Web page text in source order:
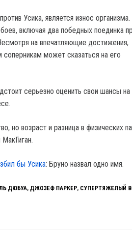
Усика, является износ организма.
включая два победных поединка
на впечатляющие достижения,
может сказаться на его
серьезно оценить свои шансы на
но возраст и разница в физических
бы Усика: Бруно назвал одно имя.
ДЮБУА, ДЖОЗЕФ ПАРКЕР, СУПЕРТЯЖЕЛЫЙ